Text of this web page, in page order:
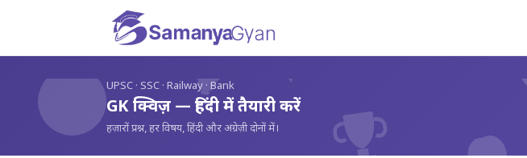
? UPSC · SSC · Railway · Bank
GK क्विज़ — हिंदी में तैयारी करें
हज़ारों प्रश्न, हर विषय, हिंदी और अंग्रेज़ी दोनों में।